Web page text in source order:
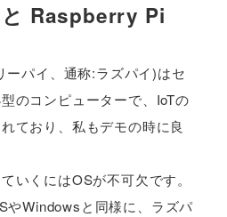
Raspberry Pi
ーパイ、通称:ラズパイ)はセ
のコンピューターで、IoTの
ており、私もデモの時に良
いくにはOSが不可欠です。
やWindowsと同様に、ラズパ